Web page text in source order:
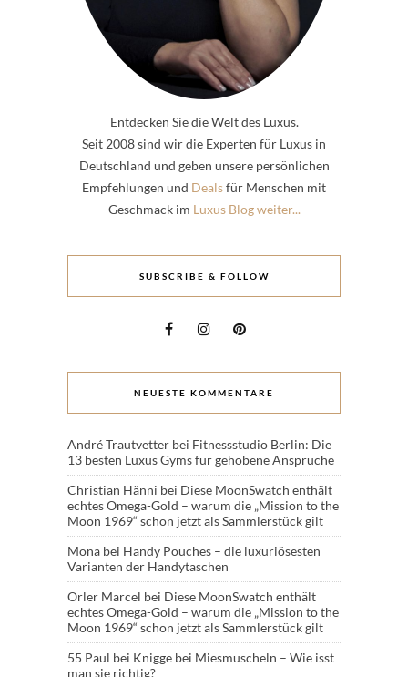
Entdecken Sie die Welt des Luxus.
Seit 2008 sind wir die Experten für Luxus in
Deutschland und geben unsere persönlichen
Empfehlungen und Dealsfür Menschen mit
Geschmack im Luxus Blog weiter...
SUBSCRIBE & FOLLOW
NEUESTE KOMMENTARE
André Trautvetter bei Fitnessstudio Berlin: Die
13 besten Luxus Gyms für gehobene Ansprüche
Christian Hänni bei Diese MoonSwatch enthält
echtes Omega-Gold – warum die „Mission to the
Moon 1969“ schon jetzt als Sammlerstück gilt
Mona bei Handy Pouches – die luxuriösesten
Varianten der Handytaschen
Orler Marcel bei Diese MoonSwatch enthält
echtes Omega-Gold – warum die „Mission to the
Moon 1969“ schon jetzt als Sammlerstück gilt
55 Paul bei Knigge bei Miesmuscheln – Wie isst
man sie richtig?